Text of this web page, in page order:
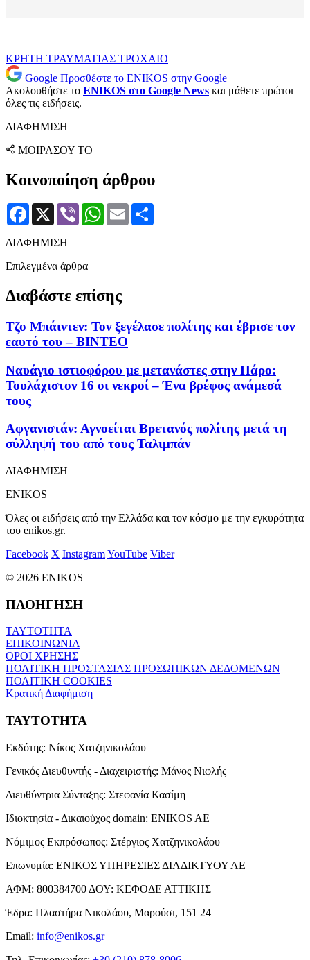
ΚΡΗΤΗ ΤΡΑΥΜΑΤΙΑΣ ΤΡΟΧΑΙΟ
Google Προσθέστε το ENIKOS στην Google
Ακολουθήστε το ENIKOS στο Google News και μάθετε πρώτοι
όλες τις ειδήσεις.
ΔΙΑΦΗΜΙΣΗ
ΜΟΙΡΑΣΟΥ ΤΟ
Κοινοποίηση άρθρου
Facebook
X Viber WhatsApp
Email
ΔΙΑΦΗΜΙΣΗ
Επιλεγμένα άρθρα
Διαβάστε επίσης
Τζο Μπάιντεν: Τον ξεγέλασε πολίτης και έβρισε τον
εαυτό του – ΒΙΝΤΕΟ
Ναυάγιο ιστιοφόρου με μετανάστες στην Πάρο:
Τουλάχιστον 16 οι νεκροί – Ένα βρέφος ανάμεσά
τους
Αφγανιστάν: Αγνοείται Βρετανός πολίτης μετά τη
σύλληψή του από τους Ταλιμπάν
ΔΙΑΦΗΜΙΣΗ
ENIKOS
Όλες οι ειδήσεις από την Ελλάδα και τον κόσμο με την εγκυρότητα
του enikos.gr.
Facebook X InstagramYouTube Viber
© 2026 ENIKOS
ΠΛΟΗΓΗΣΗ
ΤΑΥΤΟΤΗΤΑ
ΕΠΙΚΟΙΝΩΝΙΑ
ΟΡΟΙ ΧΡΗΣΗΣ
ΠΟΛΙΤΙΚΗ ΠΡΟΣΤΑΣΙΑΣ ΠΡΟΣΩΠΙΚΩΝ ΔΕΔΟΜΕΝΩΝ
ΠΟΛΙΤΙΚΗ COOKIES
Κρατική Διαφήμιση
ΤΑΥΤΟΤΗΤΑ
Εκδότης: Νίκος Χατζηνικολάου
Γενικός Διευθυντής - Διαχειριστής: Μάνος Νιφλής
Διευθύντρια Σύνταξης: Στεφανία Κασίμη
Ιδιοκτησία - Δικαιούχος domain: ENIKOS AE
Νόμιμος Εκπρόσωπος: Στέργιος Χατζηνικολάου
Επωνυμία: ΕΝΙΚΟΣ ΥΠΗΡΕΣΙΕΣ ΔΙΑΔΙΚΤΥΟΥ ΑΕ
ΑΦΜ: 800384700 ΔΟΥ: ΚΕΦΟΔΕ ΑΤΤΙΚΗΣ
Έδρα: Πλαστήρα Νικολάου, Μαρούσι, 151 24
Email: info@enikos.gr